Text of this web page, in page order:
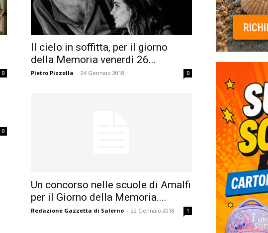
0
Il cielo in soffitta, per il giorno
della Memoria venerdì 26...
Pietro Pizzolla - 24 Gennaio 2018 0
0
Un concorso nelle scuole di Amalfi
per il Giorno della Memoria....
Redazione Gazzetta di Salerno - 22 Gennaio 2018 1